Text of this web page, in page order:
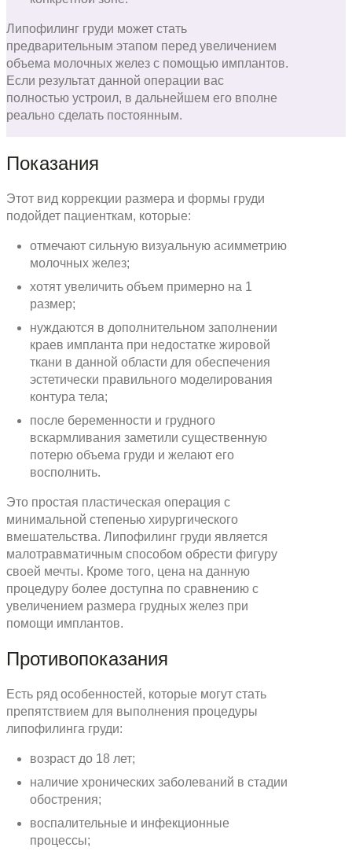
Липофилинг груди может стать
предварительным этапом перед увеличением
объема молочных желез с помощью имплантов.
Если результат данной операции вас
полностью устроил, в дальнейшем его вполне
реально сделать постоянным.
Показания
Этот вид коррекции размера и формы груди
подойдет пациенткам, которые:
отмечают сильную визуальную асимметрию
молочных желез;
хотят увеличить объем примерно на 1
размер;
нуждаются в дополнительном заполнении
краев импланта при недостатке жировой
ткани в данной области для обеспечения
эстетически правильного моделирования
контура тела;
после беременности и грудного
вскармливания заметили существенную
потерю объема груди и желают его
восполнить.
Это простая пластическая операция с
минимальной степенью хирургического
вмешательства. Липофилинг груди является
малотравматичным способом обрести фигуру
своей мечты. Кроме того, цена на данную
процедуру более доступна по сравнению с
увеличением размера грудных желез при
помощи имплантов.
Противопоказания
Есть ряд особенностей, которые могут стать
препятствием для выполнения процедуры
липофилинга груди:
возраст до 18 лет;
наличие хронических заболеваний в стадии
обострения;
воспалительные и инфекционные
процессы;